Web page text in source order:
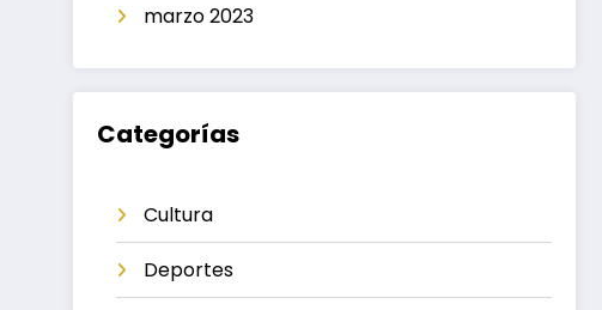
marzo 2023
Categorías
Cultura
Deportes